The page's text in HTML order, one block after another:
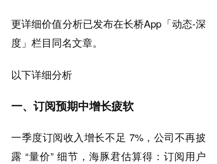
更详细价值分析已发布在长桥App「动态-深
度」栏目同名文章。
以下详细分析
一、订阅预期中增长疲软
一季度订阅收入增长不足 7%，公司不再披
露 “量价” 细节，海豚君估算得：订阅用户